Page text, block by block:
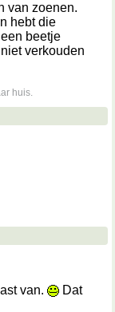
van zoenen.
hebt die
beetje
verkouden
huis.
van.
Dat